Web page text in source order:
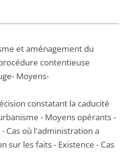
et aménagement du
contentieuse
Moyens-
constatant la caducité
- Moyens opérants -
Cas où l'administration a
sur les faits - Existence - Cas